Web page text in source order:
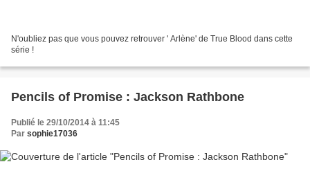
N'oubliez pas que vous pouvez retrouver ' Arlène' de True Blood dans cette
série !
Pencils of Promise : Jackson Rathbone
Publié le 29/10/2014 à 11:45
Par sophie17036